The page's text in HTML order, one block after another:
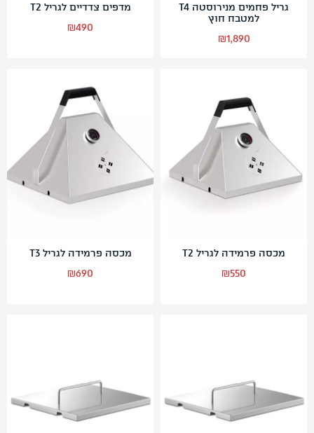
גריל פחמים מנירוסטה T4
למטבח חוץ
₪1,890
מדפים צדדיים לגריל T2
₪490
מכסה פרמידה לגריל T2
₪550
מכסה פרמידה לגריל T3
₪690